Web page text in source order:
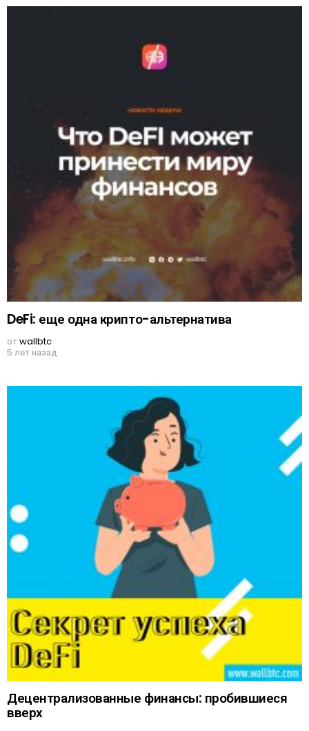
DeFi: еще одна крипто-альтернатива
отwallbtc
5 лет назад
Децентрализованные финансы: пробившиеся
вверх